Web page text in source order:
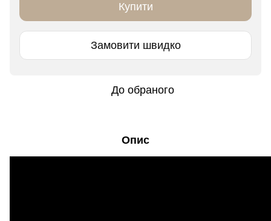
Купити
Замовити швидко
До обраного
Опис